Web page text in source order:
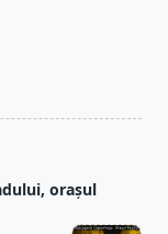
orașul